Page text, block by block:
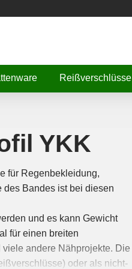
Reißverschlüsse
YKK
für Regenbekleidung,
des Bandes ist bei diesen
und es kann Gewicht
für einen breiten
andere Nähprojekte. Die
oder als nicht-